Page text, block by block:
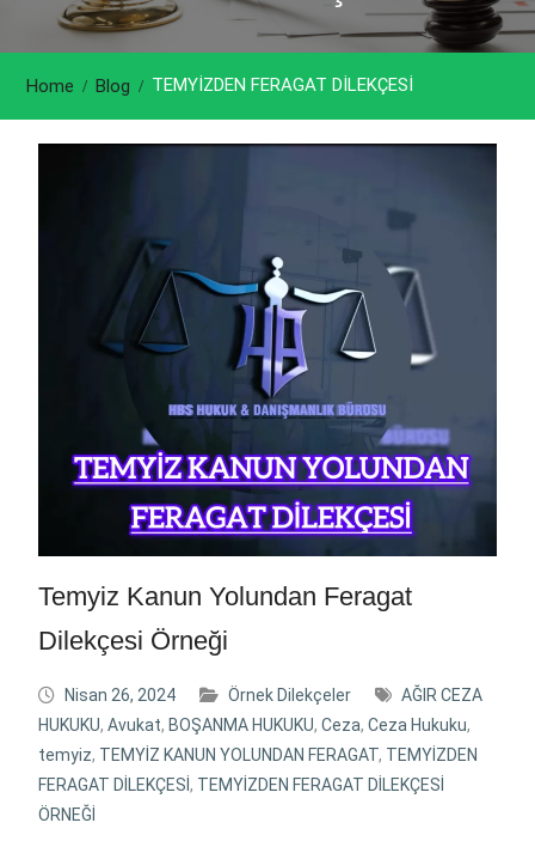
Home Blog TEMYİZDEN FERAGAT DİLEKÇESİ
Temyiz Kanun Yolundan Feragat
Dilekçesi Örneği
Nisan 26, 2024 Örnek Dilekçeler
AĞIR CEZA
HUKUKU, Avukat, BOŞANMA HUKUKU, Ceza, Ceza Hukuku,
temyiz, TEMYİZ KANUN YOLUNDAN FERAGAT, TEMYİZDEN
FERAGAT DİLEKÇESİ , TEMYİZDEN FERAGAT DİLEKÇESİ
ÖRNEĞİ